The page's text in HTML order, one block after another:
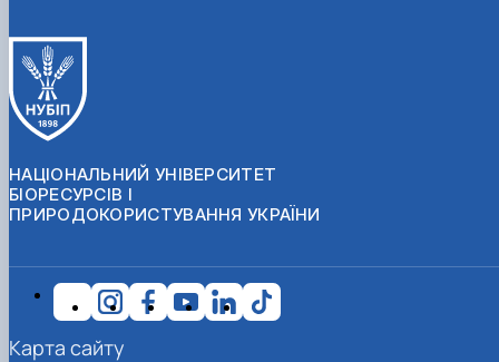
НАЦІОНАЛЬНИЙ УНІВЕРСИТЕТ
БІОРЕСУРСІВ І
ПРИРОДОКОРИСТУВАННЯ УКРАЇНИ
Карта сайту